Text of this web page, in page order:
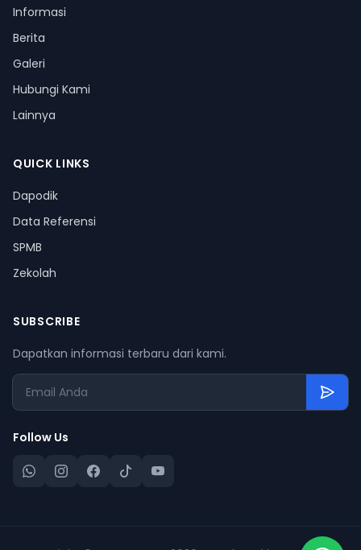
Informasi
Berita
Galeri
Hubungi Kami
Lainnya
QUICK LINKS
Dapodik
Data Referensi
SPMB
Zekolah
SUBSCRIBE
Dapatkan informasi terbaru dari kami.
Follow Us